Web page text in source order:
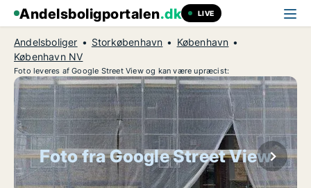
Andelsboligportalen.dk LIVE
Andelsboliger Storkøbenhavn
København
København NV
Foto leveres af Google Street View og kan være upræcist:
Foto fra Google Street View